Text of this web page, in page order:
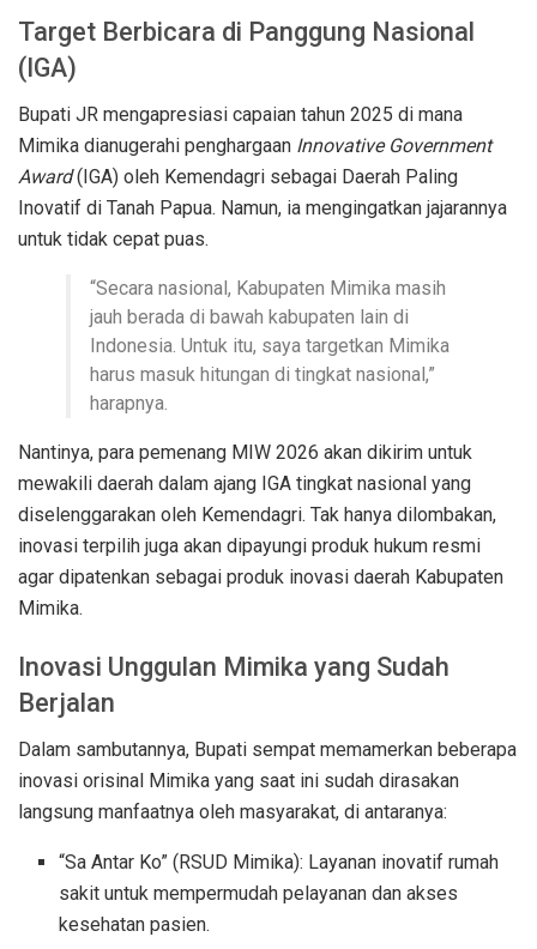
Target Berbicara di Panggung Nasional
(IGA)
Bupati JR mengapresiasi capaian tahun 2025 di mana
Mimika dianugerahi penghargaan Innovative Government
Award(IGA) oleh Kemendagri sebagai Daerah Paling
Inovatif di Tanah Papua. Namun, ia mengingatkan jajarannya
untuk tidak cepat puas.
“Secara nasional, Kabupaten Mimika masih
jauh berada di bawah kabupaten lain di
Indonesia. Untuk itu, saya targetkan Mimika
harus masuk hitungan di tingkat nasional,”
harapnya.
Nantinya, para pemenang MIW 2026 akan dikirim untuk
mewakili daerah dalam ajang IGA tingkat nasional yang
diselenggarakan oleh Kemendagri. Tak hanya dilombakan,
inovasi terpilih juga akan dipayungi produk hukum resmi
agar dipatenkan sebagai produk inovasi daerah Kabupaten
Mimika.
Inovasi Unggulan Mimika yang Sudah
Berjalan
Dalam sambutannya, Bupati sempat memamerkan beberapa
inovasi orisinal Mimika yang saat ini sudah dirasakan
langsung manfaatnya oleh masyarakat, di antaranya:
“Sa Antar Ko” (RSUD Mimika): Layanan inovatif rumah
sakit untuk mempermudah pelayanan dan akses
kesehatan pasien.